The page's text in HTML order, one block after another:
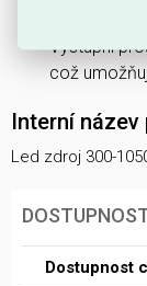
Výstupní
což
Interní
Led zdroj 300-
Dostupnost